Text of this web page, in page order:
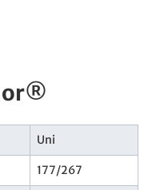
Uni
177/267